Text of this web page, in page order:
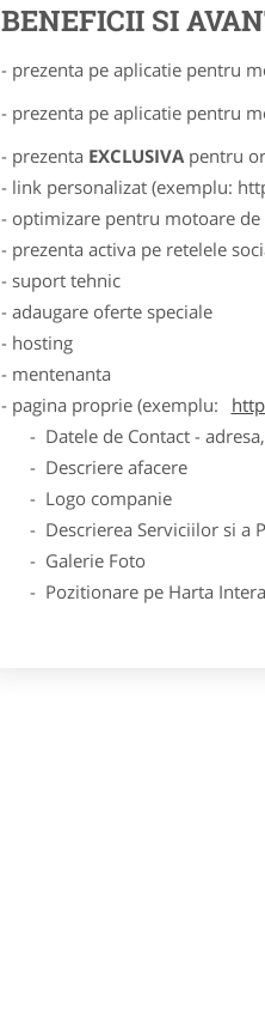
BENEFICII SI
- prezenta pe aplicatie pentru
- prezenta pe aplicatie pentru
- prezenta EXCLUSIVApentru
- link personalizat (exemplu:
- optimizare pentru motoare de
- prezenta activa pe retelele
- suport tehnic
- adaugare oferte speciale
- hosting
- mentenanta
- pagina proprie (exemplu:
- Datele de Contact -
- Descriere afacere
- Logo companie
- Descrierea Serviciilor si a
- Galerie Foto
- Pozitionare pe Harta